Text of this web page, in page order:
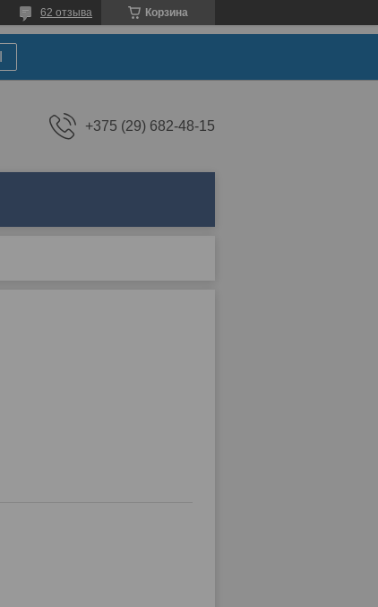
Корзина
62 отзыва
+375 (29) 682-48-15